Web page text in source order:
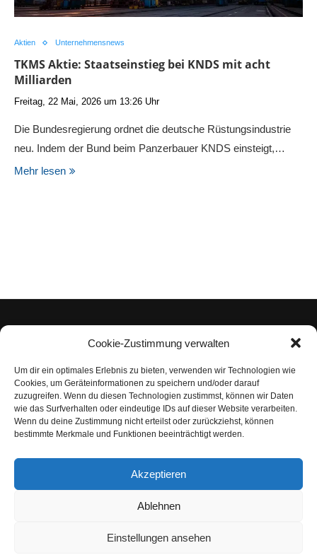
Cookie-Zustimmung verwalten
Um dir ein optimales Erlebnis zu bieten, verwenden wir Technologien wie
Cookies, um Geräteinformationen zu speichern und/oder darauf
zuzugreifen. Wenn du diesen Technologien zustimmst, können wir Daten
wie das Surfverhalten oder eindeutige IDs auf dieser Website verarbeiten.
Wenn du deine Zustimmung nicht erteilst oder zurückziehst, können
bestimmte Merkmale und Funktionen beeinträchtigt werden.
Akzeptieren
Ablehnen
Einstellungen ansehen
Aktien Unternehmensnews
TKMS Aktie: Staatseinstieg bei KNDS mit acht
Milliarden
Freitag, 22 Mai, 2026 um 13:26 Uhr
Die Bundesregierung ordnet die deutsche Rüstungsindustrie
neu. Indem der Bund beim Panzerbauer KNDS einsteigt,…
Mehr lesen
Impressum
Datenschutzerklärung
Nutzungsbedingungen | Haftungsausschluss
AGB